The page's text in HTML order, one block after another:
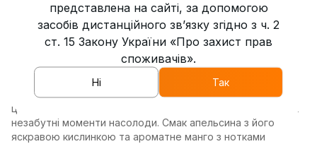
Країна виробник Україна
Опис
Тютюн для кальяну 4:20 Light Line Апельсин-Манго 100 г —
це чудове поєднання тропічних фруктів, яке подарує вам
незабутні моменти насолоди. Смак апельсина з його
яскравою кислинкою та ароматне манго з нотками
представлена на сайті, за допомогою
засобів дистанційного зв’язку згідно з ч. 2
ст. 15 Закону України «Про захист прав
споживачів».
Ні Так